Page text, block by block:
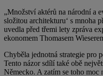
„Množství aktérů na národní a
složitou architekturu‘ s mnoha
uvedla před třemi lety zpráva
ekonomem Thomasem
Chyběla jednotná strategie pro
Tento názor sdílí také obě
Německo. A zatím se toho